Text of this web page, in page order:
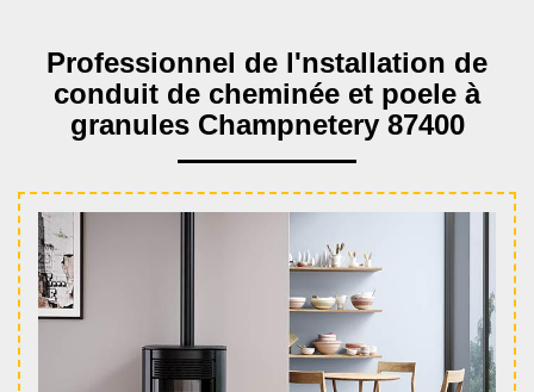
Professionnel de l'nstallation de
conduit de cheminée et poele à
granules Champnetery 87400